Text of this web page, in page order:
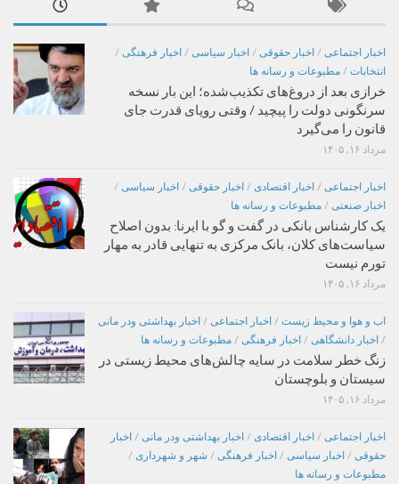
اخبار اجتماعی / اخبار حقوقی / اخبار سیاسی / اخبار فرهنگی /
انتخابات / مطبوعات و رسانه ها
خرازی بعد از دروغ‌های تکذیب‌شده؛ این بار نسخه
سرنگونی دولت را پیچید / وقتی رویای قدرت جای
قانون را می‌گیرد
مرداد ۱۶, ۱۴۰۵
اخبار اجتماعی / اخبار اقتصادی / اخبار حقوقی / اخبار سیاسی /
اخبار صنعتی / مطبوعات و رسانه ها
یک کارشناس بانکی در گفت و گو با ایرنا: بدون اصلاح
سیاست‌های کلان، بانک مرکزی به تنهایی قادر به مهار
تورم نیست
مرداد ۱۶, ۱۴۰۵
اب و هوا و محیط زیست / اخبار اجتماعی / اخبار بهداشتی ودر مانی
/ اخبار دانشگاهی / اخبار فرهنگی / مطبوعات و رسانه ها
زنگ خطر سلامت در سایه چالش‌های محیط زیستی در
سیستان و بلوچستان
مرداد ۱۶, ۱۴۰۵
اخبار اجتماعی / اخبار اقتصادی / اخبار بهداشتی ودر مانی / اخبار
حقوقی / اخبار سیاسی / اخبار فرهنگی / شهر و شهرداری /
مطبوعات و رسانه ها